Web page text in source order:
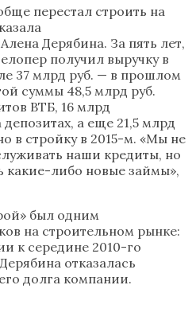
перестал строить на
Дерябина. За пять лет,
получил выручку в
37 млрд руб. — в прошлом
суммы 48,5 млрд руб.
ВТБ, 16 млрд
а еще 21,5 млрд
в стройку в 2015-м. «Мы не
наши кредиты, но
какие-либо новые займы»,
был одним
на строительном рынке:
к середине 2010-го
отказалась
долга компании.